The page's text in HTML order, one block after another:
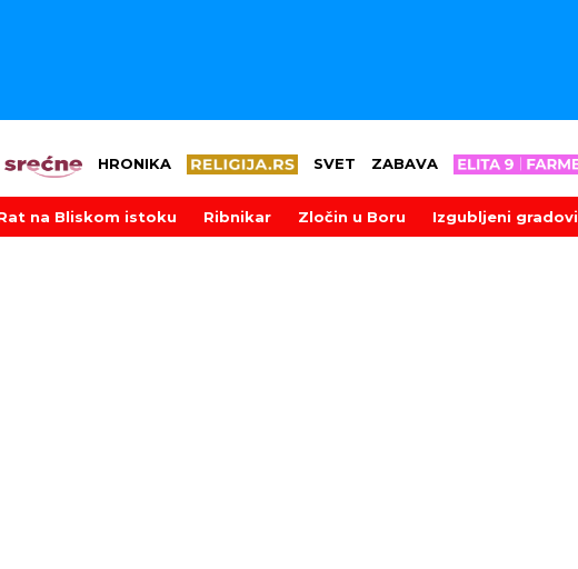
HRONIKA SVET ZABAVA
na Bliskom istoku Ribnikar Zločin u Boru Izgubljeni gradovi